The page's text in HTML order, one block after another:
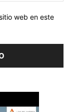
web en este